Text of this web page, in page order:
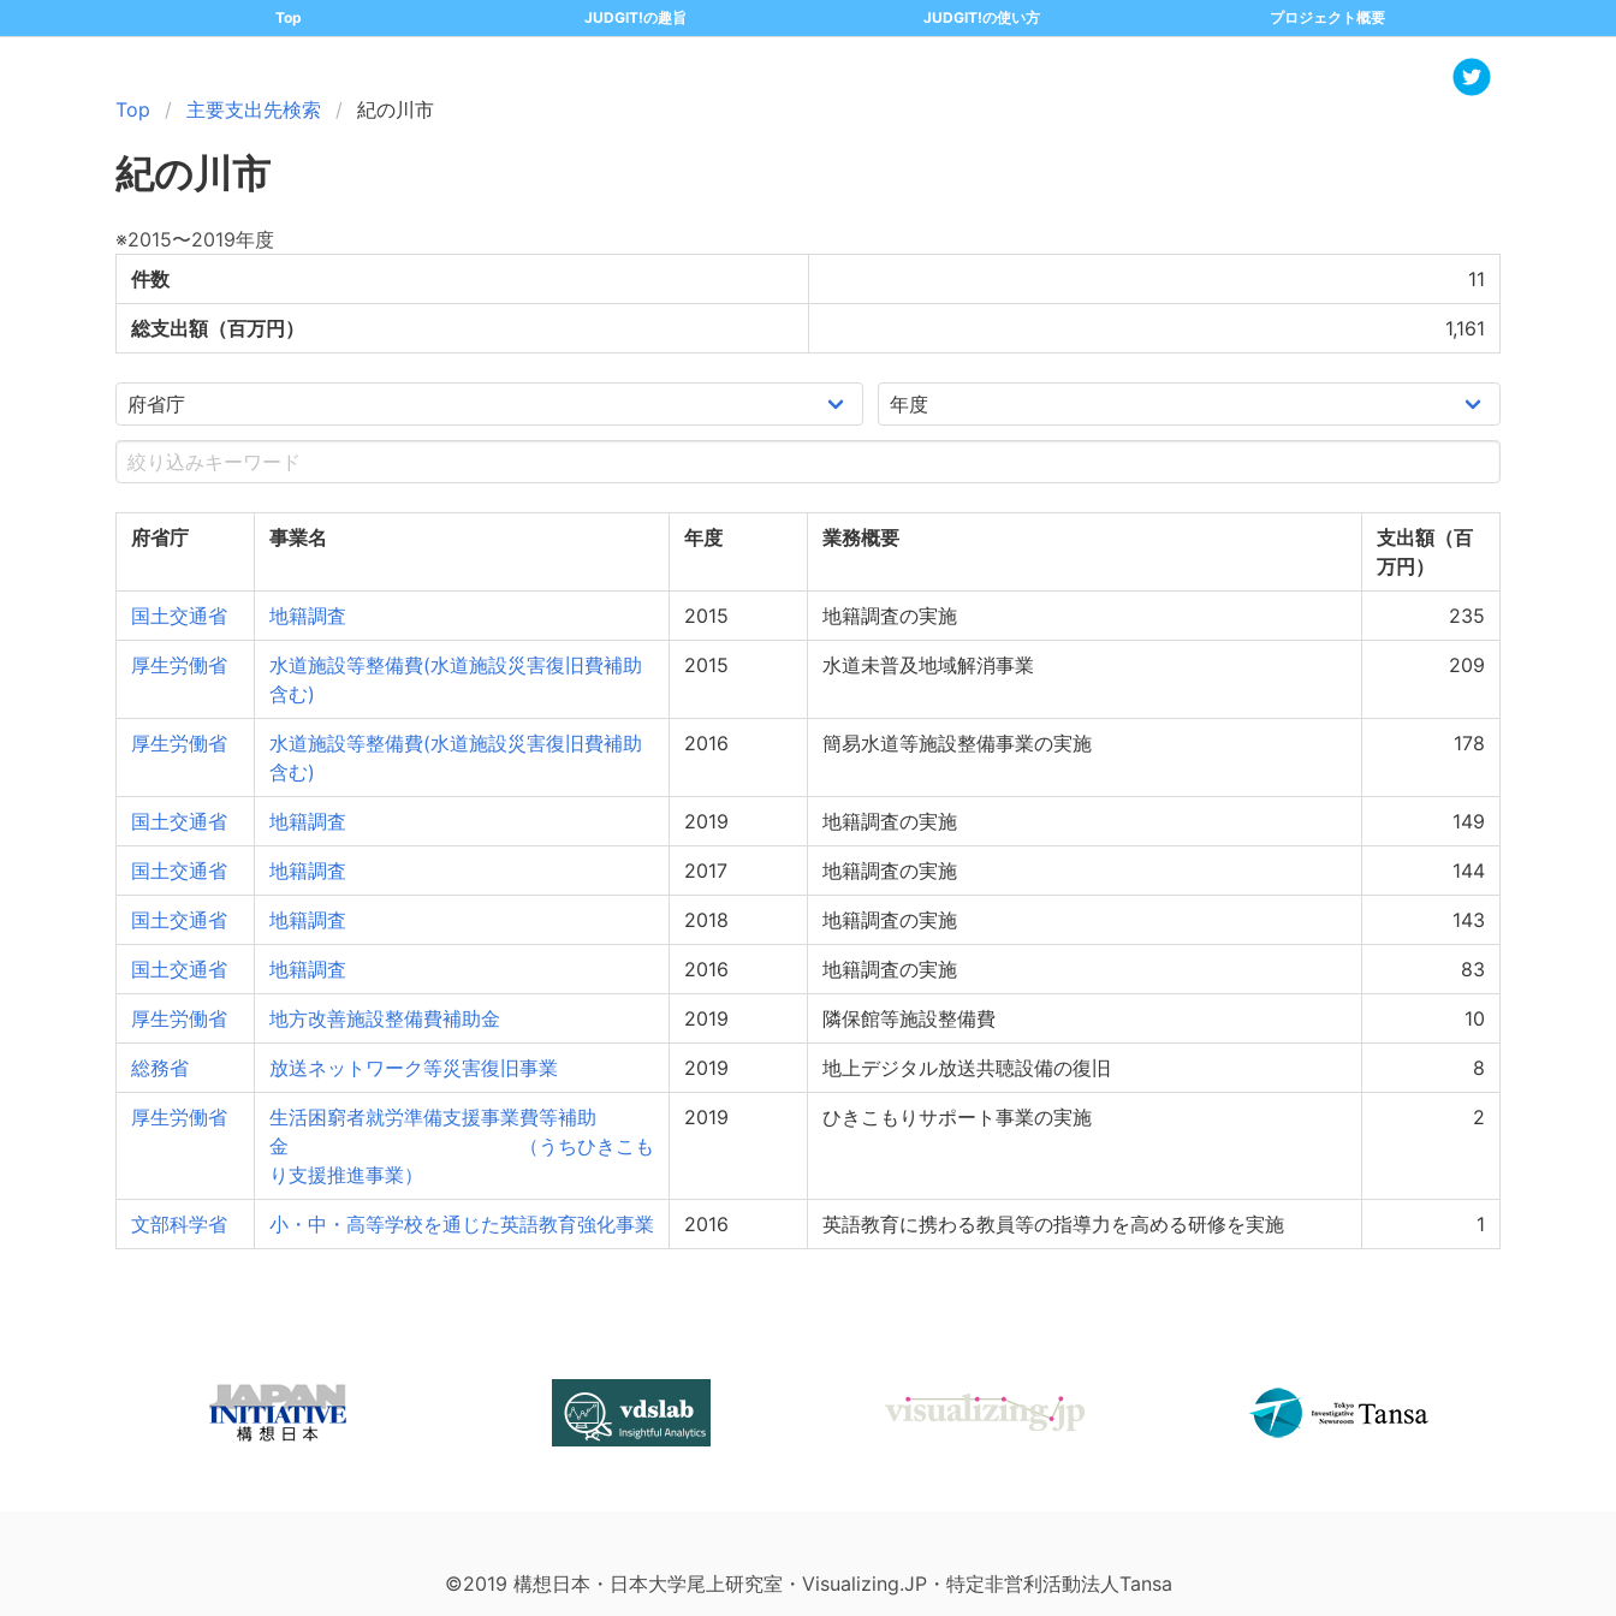
Top JUDGIT!の趣旨 JUDGIT!の使い方 プロジェクト概要
Top 主要支出先検索 紀の川市
紀の川市
※2015〜2019年度
件数
11
総支出額（百万円） 1,161
府省庁 事業名 年度 業務概要
支出額（百
万円）
国土交通省 地籍調査 2015 地籍調査の実施 235
厚生労働省
水道施設等整備費(水道施設災害復旧費補助
含む)
2015 水道未普及地域解消事業 209
厚生労働省
水道施設等整備費(水道施設災害復旧費補助
含む)
2016 簡易水道等施設整備事業の実施 178
国土交通省 地籍調査 2019 地籍調査の実施 149
国土交通省 地籍調査 2017 地籍調査の実施 144
国土交通省 地籍調査 2018 地籍調査の実施 143
国土交通省 地籍調査 2016 地籍調査の実施 83
厚生労働省 地方改善施設整備費補助金 2019 隣保館等施設整備費 10
総務省 放送ネットワーク等災害復旧事業 2019 地上デジタル放送共聴設備の復旧 8
厚生労働省
生活困窮者就労準備支援事業費等補助
金 （うちひきこも
り支援推進事業）
2019 ひきこもりサポート事業の実施 2
文部科学省 小・中・高等学校を通じた英語教育強化事業 2016 英語教育に携わる教員等の指導力を高める研修を実施 1
©2019 構想日本・日本大学尾上研究室・Visualizing.JP・特定非営利活動法人Tansa